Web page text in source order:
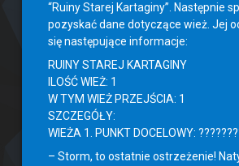
“Ruiny Starej Kartaginy”. Następnie
pozyskać dane dotyczące wież. Jej
się następujące informacje:
RUINY STAREJ KARTAGINY
ILOŚĆ WIEŻ: 1
W TYM WIEŻ PRZEJŚCIA: 1
SZCZEGÓŁY:
WIEŻA 1. PUNKT DOCELOWY:
– Storm, to ostatnie ostrzeżenie!